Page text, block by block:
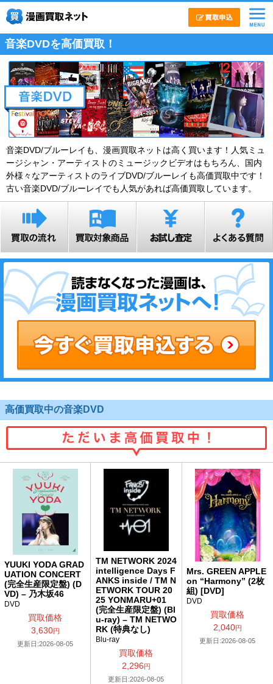
音楽DVDを高価買取！
音楽DVD/ブルーレイも、漫画買取ネットは高く買います！人気ミュ
ージシャン・アーティストのミュージックビデオはもちろん、国内
外様々なアーティストのライブDVD/ブルーレイも高価買取中です！
古い音楽DVD/ブルーレイでも人気があれば高価買取しています。
高価買取中の音楽DVD
YUUKI YODA GRAD
UATION CONCERT
(完全生産限定盤) (D
VD) – 乃木坂46
DVD
買取価格
3,630円
更新日:2026-08-05
TM NETWORK 2024
intelligence Days F
ANKS inside / TM N
ETWORK TOUR 20
25 YONMARU+01
(完全生産限定盤) (Bl
u-ray) – TM NETWO
RK (特典なし)
Blu-ray
買取価格
2,296 円
更新日:2026-08-05
Mrs. GREEN APPLE
on “Harmony” (2枚
組) [DVD]
DVD
買取価格
2,040円
更新日:2026-08-05